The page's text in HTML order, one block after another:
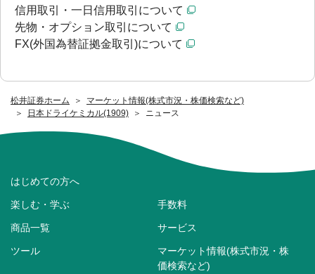
松井証券ホーム
マーケット情報(株式市況・株価検索など)
日本ドライケミカル(1909)
ニュース
信用取引・一日信用取引について
先物・オプション取引について
FX(外国為替証拠金取引)について
はじめての方へ
楽しむ・学ぶ 手数料
商品一覧 サービス
ツール
マーケット情報(株式市況・株
価検索など)